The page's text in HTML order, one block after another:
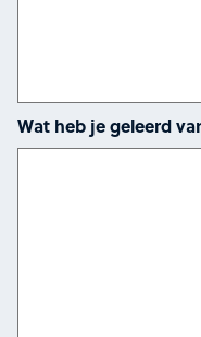
Wat heb je geleerd